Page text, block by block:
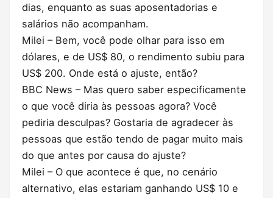
dias, enquanto as suas aposentadorias e
salários não acompanham.
Milei – Bem, você pode olhar para isso em
dólares, e de US$ 80, o rendimento subiu para
US$ 200. Onde está o ajuste, então?
BBC News – Mas quero saber especificamente
o que você diria às pessoas agora? Você
pediria desculpas? Gostaria de agradecer às
pessoas que estão tendo de pagar muito mais
do que antes por causa do ajuste?
Milei – O que acontece é que, no cenário
alternativo, elas estariam ganhando US$ 10 e